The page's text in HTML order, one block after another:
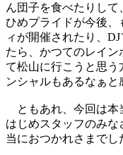
ん団子を食べたりして
ひめプライドが今後
ィが開催されたり、
たら、かつてのレイ
て松山に行こうと思
ンシャルもあるなぁと
ともあれ、今回は本
はじめスタッフのみ
当におつかれさまでし